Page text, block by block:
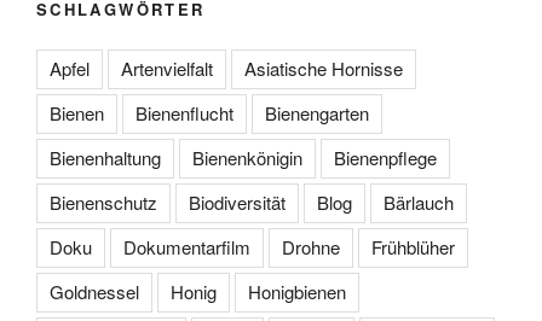
SCHLAGWÖRTER
Apfel Artenvielfalt
Asiatische Hornisse
Bienen
Bienenflucht
Bienengarten
Bienenhaltung
Bienenkönigin
Bienenpflege
Bienenschutz
Biodiversität Blog
Bärlauch
Doku
Dokumentarfilm Drohne
Frühblüher
Goldnessel
Honig
Honigbienen